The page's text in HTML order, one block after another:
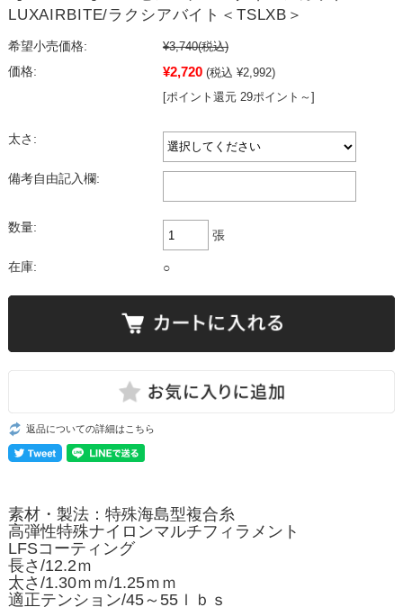
LUXAIRBITE/ラクシアバイト＜TSLXB＞
希望小売価格: ¥3,740(税込)
価格:
¥2,720 (税込 ¥2,992)
[ポイント還元 29ポイント～]
太さ:
備考自由記入欄:
数量:
張
在庫: ○
返品についての詳細はこちら
素材・製法： 特殊海島型複合糸
高弾性特殊ナイロンマルチフィラメント
LFSコーティング
長さ/12.2ｍ
太さ/1.30ｍｍ/1.25ｍｍ
適正テンション/45～55ｌｂｓ